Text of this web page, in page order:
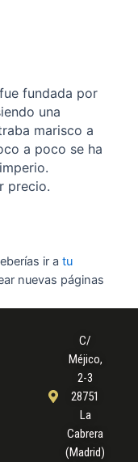
fundada por
una
marisco a
a poco se ha
precio.
ir a tu
nuevas páginas
C/
Méjico,
2-3
28751
La
Cabrera
(Madrid)